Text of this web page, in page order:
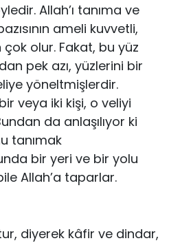
Allah’ı tanıma ve
ameli kuvvetli,
çok olur. Fakat, bu yüz
pek azı, yüzlerini bir
yöneltmişlerdir.
veya iki kişi, o veliyi
da anlaşılıyor ki
tanımak
bir yeri ve bir yolu
Allah’a taparlar.
diyerek kâfir ve dindar,